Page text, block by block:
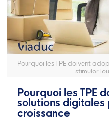
Pourquoi les TPE doivent
stimuler
Pourquoi les TPE
solutions digitales
croissance